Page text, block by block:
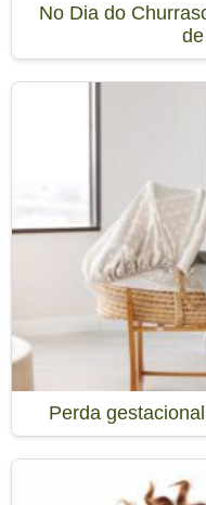
No Dia do
Perda